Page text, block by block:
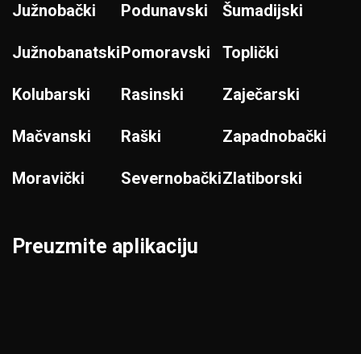
Južnobački
Južnobanatski
Kolubarski
Mačvanski
Moravički
Podunavski
Pomoravski
Rasinski
Raški
Severnobački
Šumadijski
Toplički
Zaječarski
Zapadnobački
Zlatiborski
Preuzmite aplikaciju